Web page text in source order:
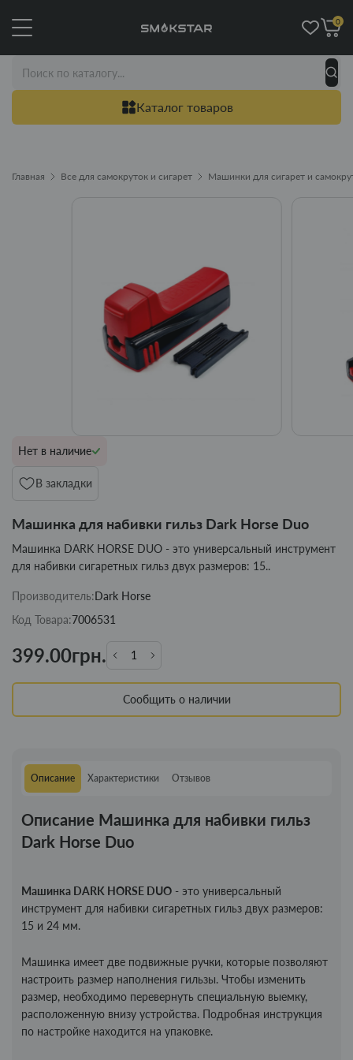
Каталог товаров
0
Главная Все для самокруток и сигарет Машинки для сигарет и
Нет в наличие
В закладки
Машинка для набивки гильз Dark Horse Duo
Машинка DARK HORSE DUO - это универсальный инструмент
для набивки сигаретных гильз двух размеров: 15..
Производитель:Dark Horse
Код Товара:7006531
399.00грн.
Сообщить о наличии
Описание Характеристики Отзывов
Описание Машинка для набивки гильз
Dark Horse Duo
Машинка DARK HORSE DUO - это универсальный
инструмент для набивки сигаретных гильз двух размеров:
15 и 24 мм.
Машинка имеет две подвижные ручки, которые позволяют
настроить размер наполнения гильзы. Чтобы изменить
размер, необходимо перевернуть специальную выемку,
расположенную внизу устройства. Подробная инструкция
по настройке находится на упаковке.